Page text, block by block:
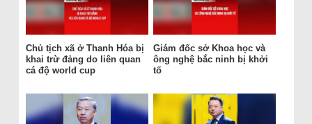
Chủ tịch xã ở Thanh Hóa bị
khai trừ đảng do liên quan
cá độ world cup
Giám đốc sở Khoa học và
ông nghệ bắc ninh bị khởi
tố